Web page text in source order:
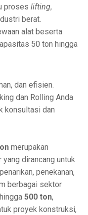
proses lifting,
berat.
alat beserta
50 ton hingga
dan efisien.
dan Rolling Anda
konsultasi dan
merupakan
dirancang untuk
penekanan,
berbagai sektor
500 ton,
proyek konstruksi,